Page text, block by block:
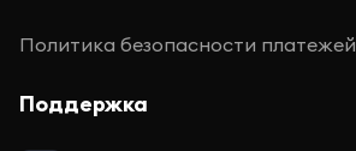
Политика безопасности платежей
Поддержка